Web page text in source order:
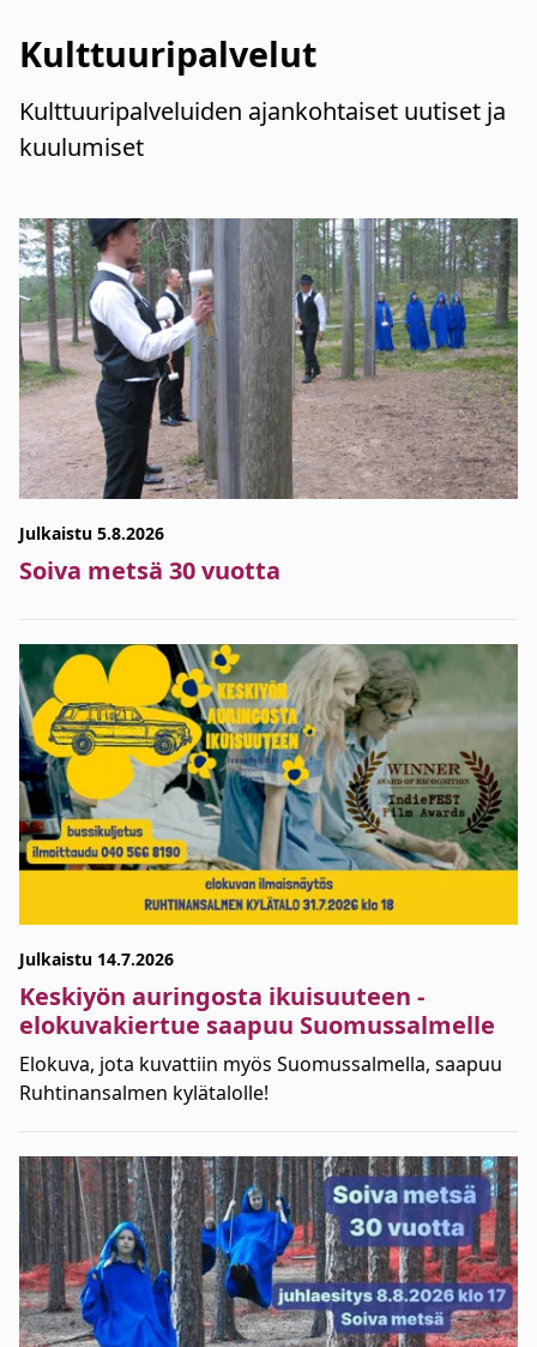
Kulttuuripalvelut
Kulttuuripalveluiden ajankohtaiset uutiset ja
kuulumiset
Julkaistu 5.8.2026
Soiva metsä 30 vuotta
Julkaistu 14.7.2026
Keskiyön auringosta ikuisuuteen -
elokuvakiertue saapuu Suomussalmelle
Elokuva, jota kuvattiin myös Suomussalmella, saapuu
Ruhtinansalmen kylätalolle!